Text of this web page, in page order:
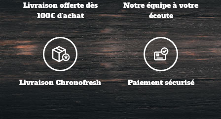
Livraison offerte dès
100€ d'achat
Notre équipe à votre
écoute
Livraison Chronofresh Paiement sécurisé